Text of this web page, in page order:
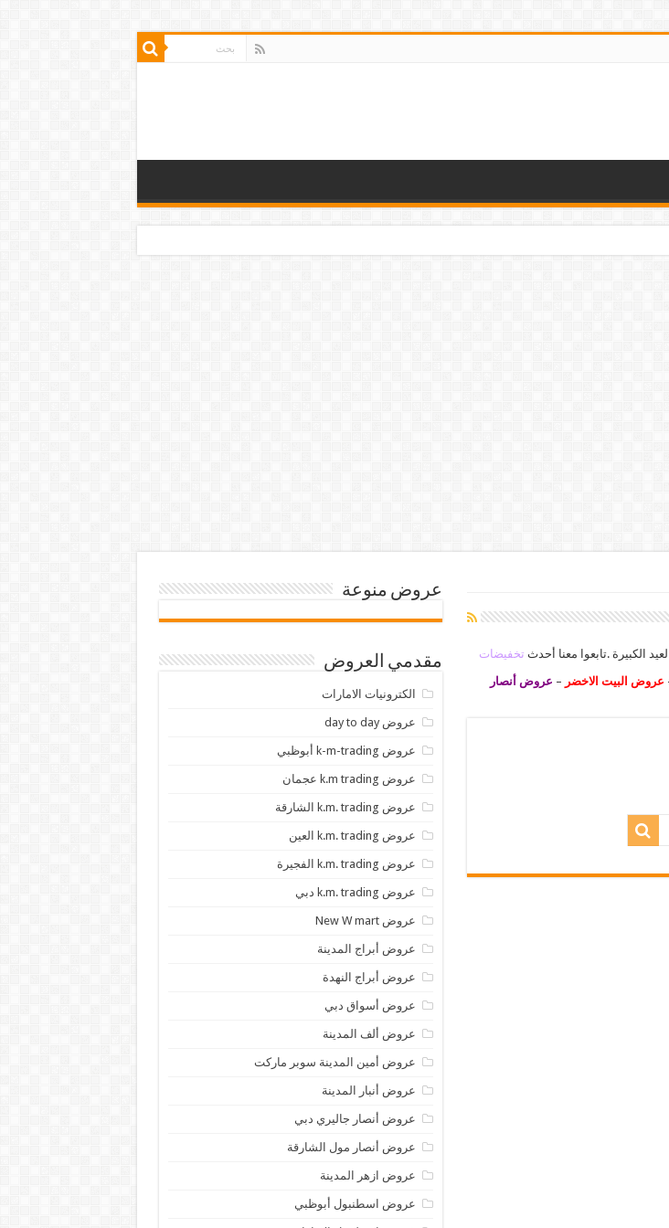
تخفيضات
عروض البيت الاخضر – عروض أنصار
عروض منوعة
مقدمي العروض
الكترونيات الامارات
عروض day to day
عروض k-m-trading أبوظبي
عروض k.m trading عجمان
عروض k.m. trading الشارقة
عروض k.m. trading العين
عروض k.m. trading الفجيرة
عروض k.m. trading دبي
عروض New W mart
عروض أبراج المدينة
عروض أبراج النهدة
عروض أسواق دبي
عروض ألف المدينة
عروض أمين المدينة سوبر ماركت
عروض أنبار المدينة
عروض أنصار جاليري دبي
عروض أنصار مول الشارقة
عروض ازهر المدينة
عروض اسطنبول أبوظبي